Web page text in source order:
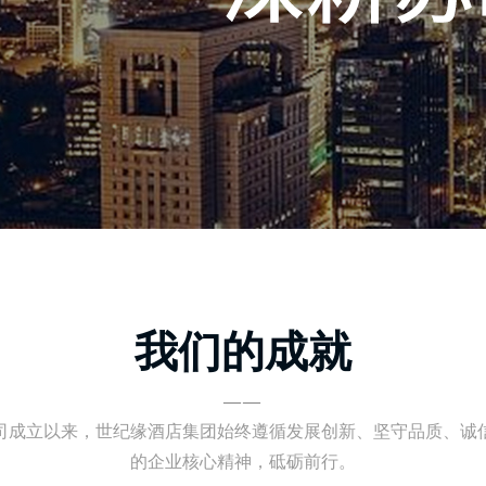
我们的成就
——
成立以来，世纪缘酒店集团始终遵循发展创新、坚守品质、诚
的企业核心精神，砥砺前行。